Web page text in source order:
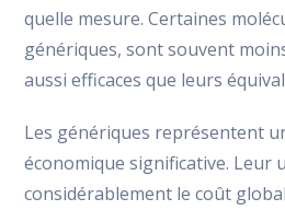
quelle mesure. Certaines
génériques, sont souvent
aussi efficaces que leurs
Les génériques représentent
économique significative. Leur
considérablement le coût